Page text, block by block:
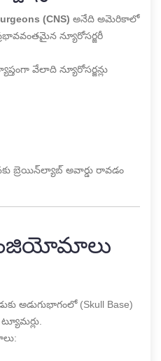
(CNS) అనేది అమెరికాలో
న్యూరోసర్జరీ
వేలాది న్యూరోసర్జన్లు
బ్రెయిన్‌ల్యాబ్ అవార్డు రావడం
అడుగుభాగంలో (Skull Base)